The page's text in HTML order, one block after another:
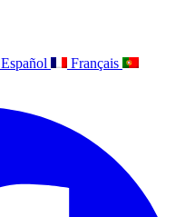
Español
Français